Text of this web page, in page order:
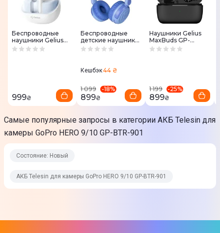
характеристики и комплектация могут изменяться
производителем. Подробности уточняйте у менеджера
Беспроводные
наушники Gelius
Pro Airdots GP-
999₴
Беспроводные
детские наушники
Gelius KIDBeat GP
Кешбэк44 ₴
1 099 -18%
899₴
Наушники Gelius
MaxBuds GP-
TWS025 (Black)
1 199 -25%
899₴
Самые популярные запросы в категории АКБ Telesin для
камеры GoPro HERO 9/10 GP-BTR-901
Состояние: Новый
АКБ Telesin для камеры GoPro HERO 9/10 GP-BTR-901